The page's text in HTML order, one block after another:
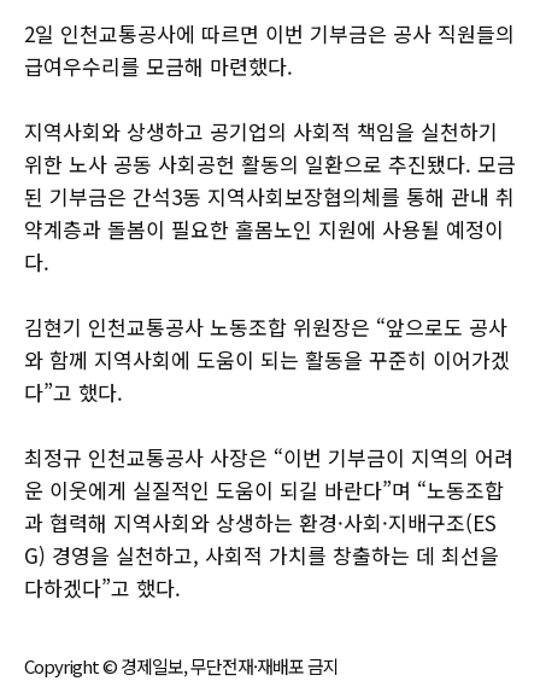
2일 인천교통공사에 따르면 이번 기부금은 공사 직원들의
급여우수리를 모금해 마련했다.
지역사회와 상생하고 공기업의 사회적 책임을 실천하기
위한 노사 공동 사회공헌 활동의 일환으로 추진됐다. 모금
된 기부금은 간석3동 지역사회보장협의체를 통해 관내 취
약계층과 돌봄이 필요한 홀몸노인 지원에 사용될 예정이
다.
김현기 인천교통공사 노동조합 위원장은 “앞으로도 공사
와 함께 지역사회에 도움이 되는 활동을 꾸준히 이어가겠
다”고 했다.
최정규 인천교통공사 사장은 “이번 기부금이 지역의 어려
운 이웃에게 실질적인 도움이 되길 바란다”며 “노동조합
과 협력해 지역사회와 상생하는 환경·사회·지배구조(ES
G) 경영을 실천하고, 사회적 가치를 창출하는 데 최선을
다하겠다”고 했다.
Copyright © 경제일보, 무단전재·재배포 금지